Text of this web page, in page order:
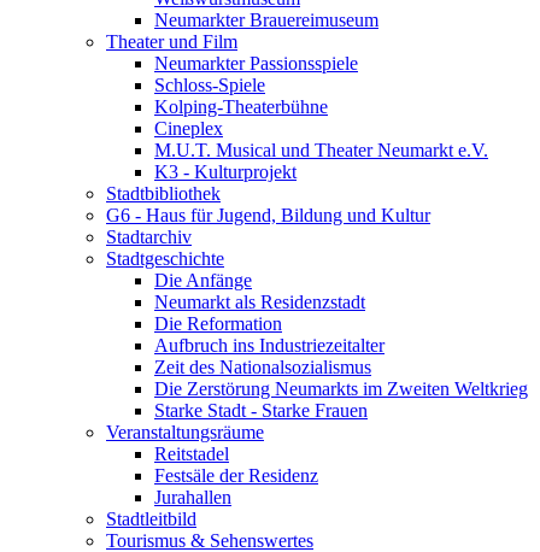
Neumarkter Brauereimuseum
Theater und Film
Neumarkter Passionsspiele
Schloss-Spiele
Kolping-Theaterbühne
Cineplex
M.U.T. Musical und Theater Neumarkt e.V.
K3 - Kulturprojekt
Stadtbibliothek
G6 - Haus für Jugend, Bildung und Kultur
Stadtarchiv
Stadtgeschichte
Die Anfänge
Neumarkt als Residenzstadt
Die Reformation
Aufbruch ins Industriezeitalter
Zeit des Nationalsozialismus
Die Zerstörung Neumarkts im Zweiten Weltkrieg
Starke Stadt - Starke Frauen
Veranstaltungsräume
Reitstadel
Festsäle der Residenz
Jurahallen
Stadtleitbild
Tourismus & Sehenswertes